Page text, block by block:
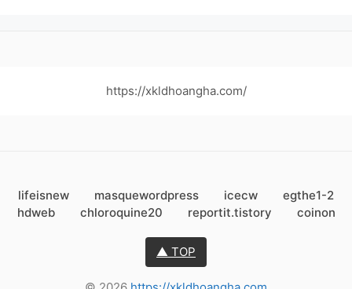
https://xkldhoangha.com/
lifeisnew masquewordpress icecw
egthe1-2
hdweb
chloroquine20 reportit.tistory coinon
▲ TOP